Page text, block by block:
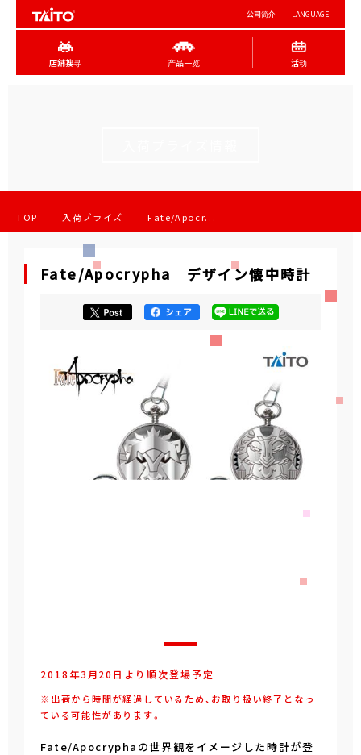
公司简介 LANGUAGE
店舖搜寻 产品一览 活动
TOP 入荷プライズ Fate/Apocr...
Fate/Apocrypha デザイン懐中時計
2018年3月20日より順次登場予定
※出荷から時間が経過しているため、お取り扱い終了となっ
ている可能性があります。
Fate/Apocryphaの世界観をイメージした時計が登